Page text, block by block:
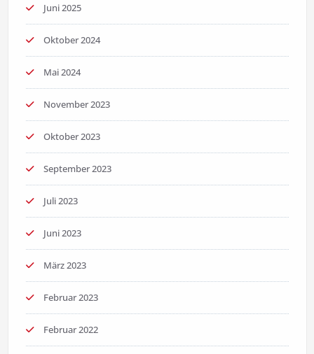
Juni 2025
Oktober 2024
Mai 2024
November 2023
Oktober 2023
September 2023
Juli 2023
Juni 2023
März 2023
Februar 2023
Februar 2022